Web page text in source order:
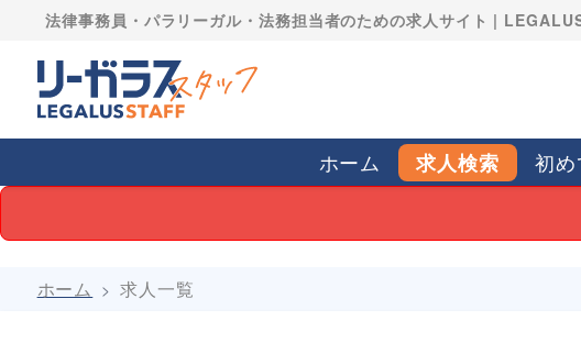
法律事務員・パラリーガル・法務担当者のための求人サイト |
ホーム 求人検索 初
ホーム 求人一覧